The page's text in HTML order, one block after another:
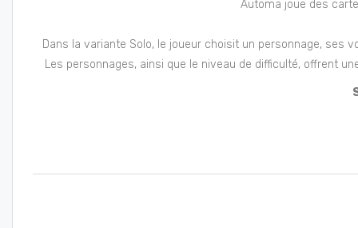
Automa joue des
Dans la variante Solo, le joueur choisit un personnage,
Les personnages, ainsi que le niveau de difficulté, offrent